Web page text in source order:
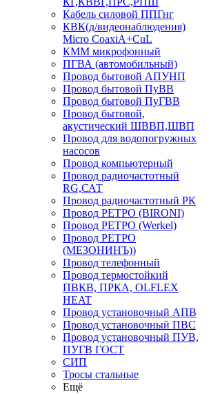
Кабель силовой ППГнг
КВК(д/видеонаблюдения)
Micro CoaxiA+CuL
КММ микрофонный
ПГВА (автомобильный)
Провод бытовой АПУНП
Провод бытовой ПуВВ
Провод бытовой ПуГВВ
Провод бытовой,
акустический ШВВП,ШВП
Провод для водопогружных
насосов
Провод компьютерный
Провод радиочастотный
RG,САТ
Провод радиочастотный РК
Провод РЕТРО (BIRONI)
Провод РЕТРО (Werkel)
Провод РЕТРО
(МЕЗОНИНЪ))
Провод телефонный
Провод термостойкий
ПВКВ, ПРКА, OLFLEX
HEAT
Провод установочный АПВ
Провод установочный ПВС
Провод установочный ПУВ,
ПУГВ ГОСТ
СИП
Тросы стальные
Ещё